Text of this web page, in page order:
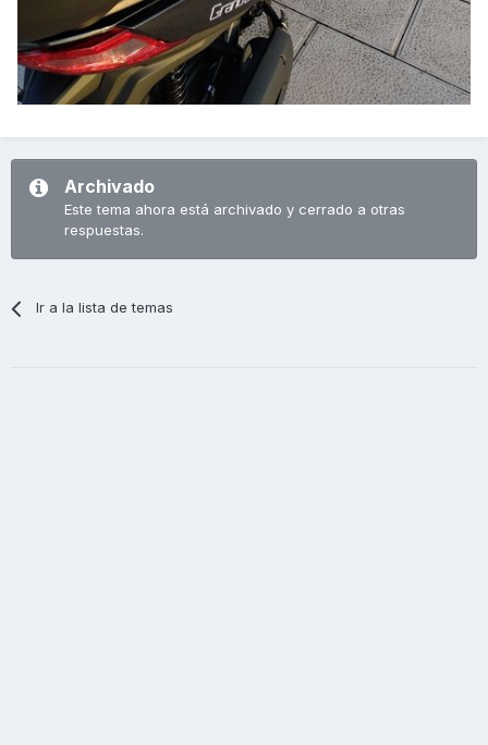
Archivado
Este tema ahora está archivado y cerrado a otras
respuestas.
Ir a la lista de temas